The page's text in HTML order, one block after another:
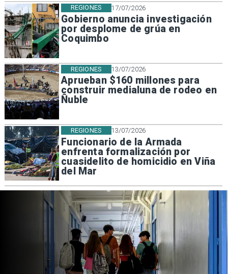
17/07/2026
Gobierno anuncia investigación
por desplome de grúa en
Coquimbo
REGIONES
13/07/2026
Aprueban $160 millones para
construir medialuna de rodeo en
Ñuble
REGIONES
13/07/2026
Funcionario de la Armada
enfrenta formalización por
cuasidelito de homicidio en Viña
del Mar
REGIONES